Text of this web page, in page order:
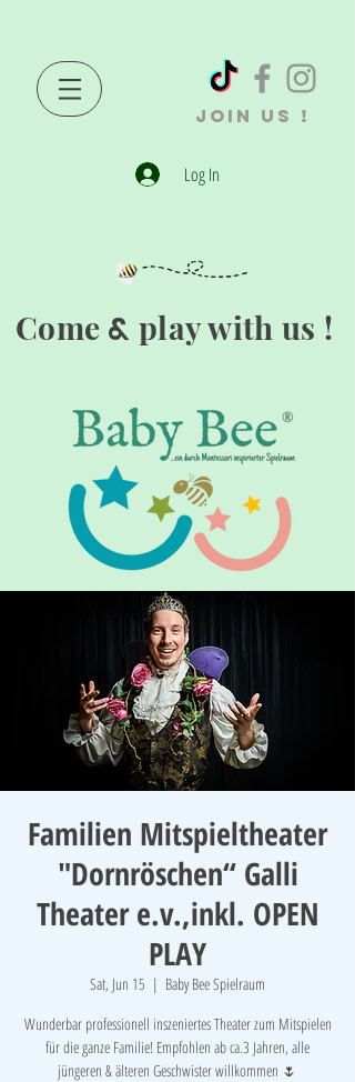
JOIN US !
Log In
Come & play with us !
®
Familien Mitspieltheater
"Dornröschen“ Galli
Theater e.v.,inkl. OPEN
PLAY
Sat, Jun 15
  |
Baby Bee Spielraum
Wunderbar professionell inszeniertes Theater zum Mitspielen
für die ganze Familie! Empfohlen ab ca.3 Jahren, alle
jüngeren & älteren Geschwister willkommen 🌷